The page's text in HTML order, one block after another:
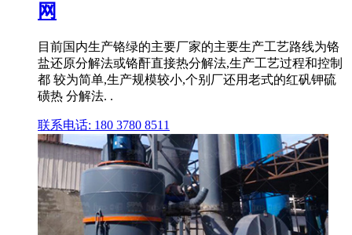
网
目前国内生产铬绿的主要厂家的主要生产工艺路线为铬
盐还原分解法或铬酐直接热分解法,生产工艺过程和控制
都 较为简单,生产规模较小,个别厂还用老式的红矾钾硫
磺热 分解法. .
联系电话: 180 3780 8511